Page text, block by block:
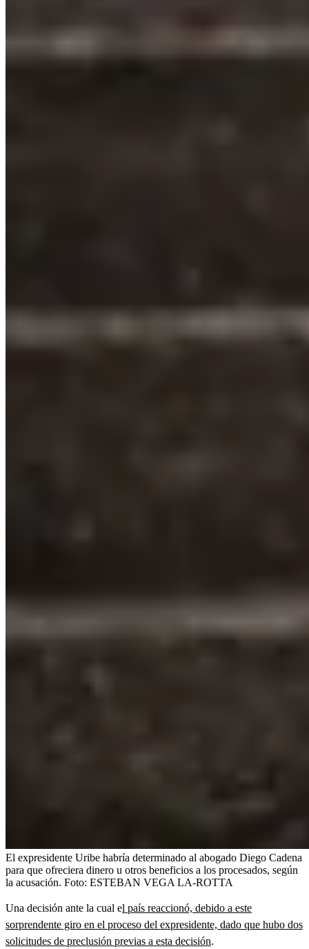
El expresidente Uribe habría determinado al abogado Diego Cadena
para que ofreciera dinero u otros beneficios a los procesados, según
la acusación. Foto: ESTEBAN VEGA LA-ROTTA
Una decisión ante la cual el país reaccionó, debido a este
sorprendente giro en el proceso del expresidente, dado que hubo dos
solicitudes de preclusión previas a esta decisión.